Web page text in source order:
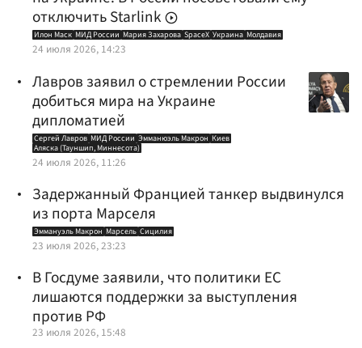
отключить Starlink
Илон Маск МИД России Мария Захарова SpaceX Украина Молдавия
24 июля 2026, 14:23
Лавров заявил о стремлении России
добиться мира на Украине
дипломатией
Сергей Лавров МИД России Эмманюэль Макрон Киев
Аляска (Тауншип, Миннесота)
24 июля 2026, 11:26
Задержанный Францией танкер выдвинулся
из порта Марселя
Эммануэль Макрон Марсель Сицилия
23 июля 2026, 23:23
В Госдуме заявили, что политики ЕС
лишаются поддержки за выступления
против РФ
23 июля 2026, 15:48